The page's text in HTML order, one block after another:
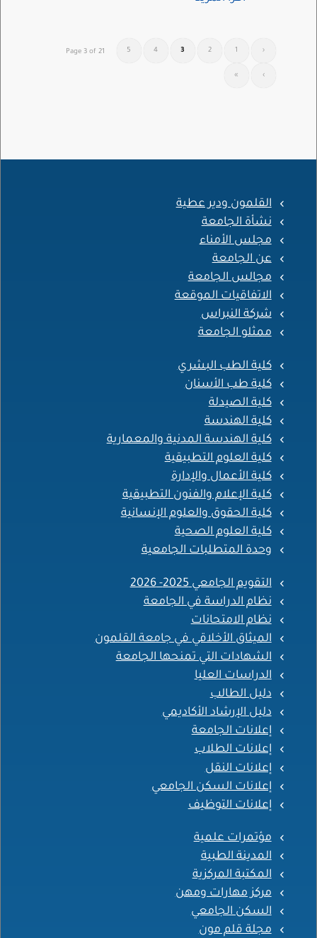
Page 3 of 21 ‹
1
2
3
4
5
›
»
القلمون ودير عطية
نشأة الجامعة
مجلس الأمناء
عن الجامعة
مجالس الجامعة
الاتفاقيات الموقعة
شركة النبراس
ممثلو الجامعة
كلية الطب البشري
كلية طب الأسنان
كلية الصيدلة
كلية الهندسة
كلية الهندسة المدنية والمعمارية
كلية العلوم التطبيقية
كلية الأعمال والإدارة
كلية الإعلام والفنون التطبيقية
كلية الحقوق والعلوم الإنسانية
كلية العلوم الصحية
وحدة المتطلبات الجامعية
التقويم الجامعي 2025- 2026
نظام الدراسة في الجامعة
نظام الامتحانات
الميثاق الأخلاقي في جامعة القلمون
الشهادات التي تمنحها الجامعة
الدراسات العليا
دليل الطالب
دليل الإرشاد الأكاديمي
إعلانات الجامعة
إعلانات الطلاب
إعلانات النقل
إعلانات السكن الجامعي
إعلانات التوظيف
مؤتمرات علمية
المدينة الطبية
المكتبة المركزية
مركز مهارات ومهن
السكن الجامعي
مجلة قلم مون